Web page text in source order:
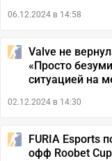
06.12.2024 в 14:58
Valve не
«Просто
ситуацией на
02.12.2024 в 14:30
FURIA Esports
офф Roobet